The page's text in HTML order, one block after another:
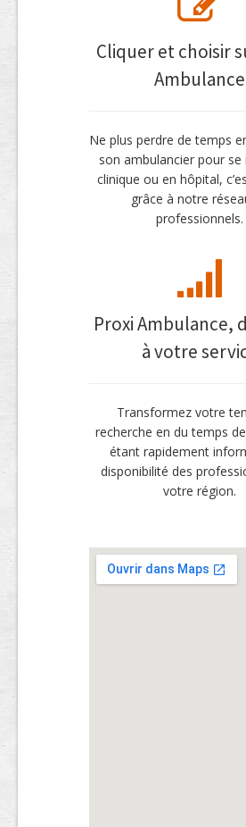
Cliquer et choisir
Ambulance
Ne plus perdre de temps
son ambulancier pour se
clinique ou en hôpital,
grâce à notre
professionnels.
Proxi Ambulance,
à votre
Transformez votre
recherche en du temps
étant rapidement
disponibilité des
votre région.